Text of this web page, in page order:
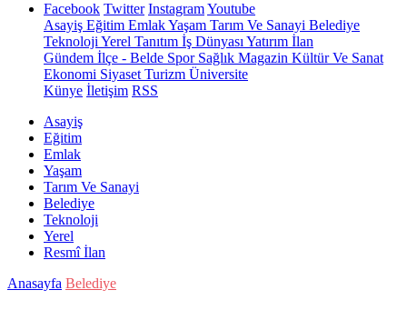
Facebook Twitter InstagramYoutube
Asayiş Eğitim EmlakYaşam Tarım Ve Sanayi Belediye
Teknoloji Yerel Tanıtım İş Dünyası Yatırım İlan
Gündem İlçe - Belde SporSağlık Magazin Kültür Ve Sanat
Ekonomi Siyaset Turizm Üniversite
Künye İletişim RSS
Asayiş
Eğitim
Emlak
Yaşam
Tarım Ve Sanayi
Belediye
Teknoloji
Yerel
Resmî İlan
Anasayfa Belediye